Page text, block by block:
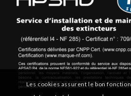
Les cookies assurent le bon